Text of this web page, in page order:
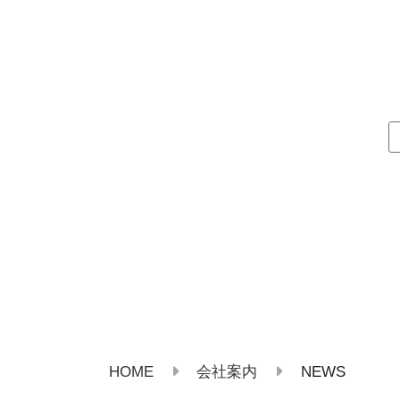
HOME 会社案内 NEWS